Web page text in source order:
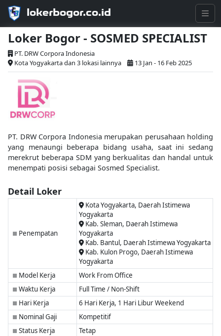
lokerbogor.co.id
Loker Bogor - SOSMED SPECIALIST
PT. DRW Corpora Indonesia
Kota Yogyakarta dan 3 lokasi lainnya
13 Jan - 16 Feb 2025
PT. DRW Corpora Indonesia merupakan perusahaan holding
yang menaungi beberapa bidang usaha, saat ini sedang
merekrut beberapa SDM yang berkualitas dan handal untuk
menempati posisi sebagai Sosmed Specialist.
Detail Loker
■ Penempatan
Kota Yogyakarta, Daerah Istimewa
Yogyakarta
Kab. Sleman, Daerah Istimewa
Yogyakarta
Kab. Bantul, Daerah Istimewa Yogyakarta
Kab. Kulon Progo, Daerah Istimewa
Yogyakarta
■ Model Kerja Work From Office
■ Waktu Kerja Full Time / Non-Shift
■ Hari Kerja 6 Hari Kerja, 1 Hari Libur Weekend
■ Nominal Gaji Kompetitif
■ Status Kerja Tetap